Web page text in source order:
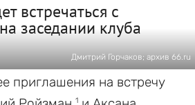
встречаться с
заседании клуба
Дмитрий Горчаков; архив 66.ru
приглашения на встречу
1